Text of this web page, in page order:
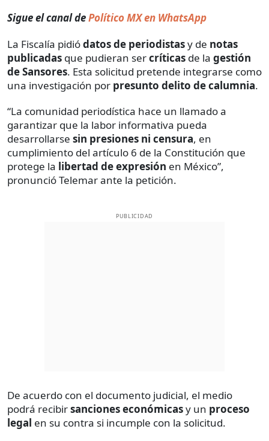
Sigue el canal dePolítico MX en WhatsApp
La Fiscalía pidiódatos de periodistasy de notas
publicadas que pudieran sercríticas de la gestión
de Sansores. Esta solicitud pretende integrarse como
una investigación por presunto delito de calumnia.
“La comunidad periodística hace un llamado a
garantizar que la labor informativa pueda
desarrollarse sin presiones ni censura, en
cumplimiento del artículo 6 de la Constitución que
protege la libertad de expresión en México”,
pronunció Telemar ante la petición.
PUBLICIDAD
De acuerdo con el documento judicial, el medio
podrá recibirsanciones económicasy un proceso
legal en su contra si incumple con la solicitud.